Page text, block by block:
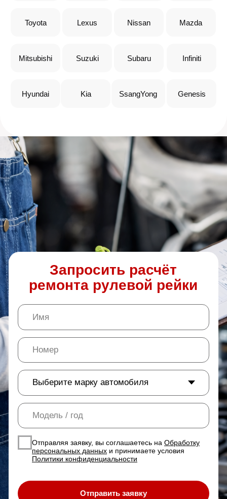
Запросить расчёт
Отправляя заявку, вы соглашаетесь на
Обработку
персональных данных
и принимаете условия
Политики конфиденциальности
КАК ПРОХОДИТ
РЕМОНТ
РУЛЕВОЙ
РЕЙКИ?
Фиксируем симптомы, проверяем узлы
рулевого управления — у нас на стоянке
Приём и осмотр (30 мин)
Проверяем давление, люфты,
герметичность — диагностика бесплатно
Диагностика на стенде (1 час)
Отчёт по неисправностям, смета и объём
работ — без вашего согласия ничего не
начинаем
Дефектовка и согласование